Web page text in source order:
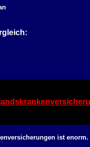
ist enorm.